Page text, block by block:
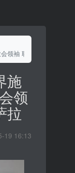
领袖 联名要求审判萨拉
施
领
拉
19 16:13